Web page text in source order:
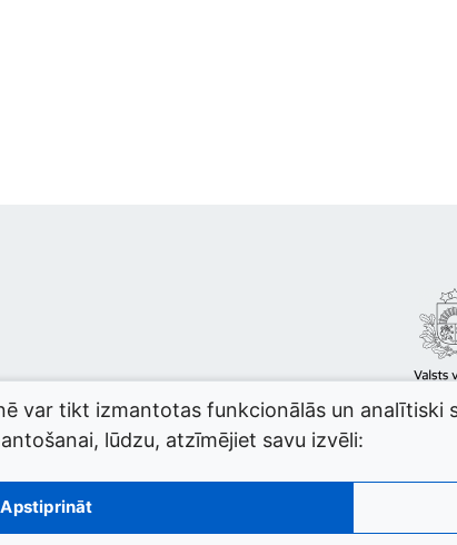
var tikt izmantotas funkcionālās un analītiski
lūdzu, atzīmējiet savu izvēli:
Apstiprināt